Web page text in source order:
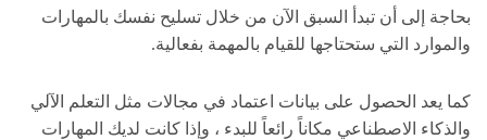
بحاجة إلى أن تبدأ السبق الآن من خلال تسليح نفسك بالمهارات
والموارد التي ستحتاجها للقيام بالمهمة بفعالية.
كما يعد الحصول على بيانات اعتماد في مجالات مثل التعلم الآلي
والذكاء الاصطناعي مكاناً رائعاً للبدء ، وإذا كانت لديك المهارات